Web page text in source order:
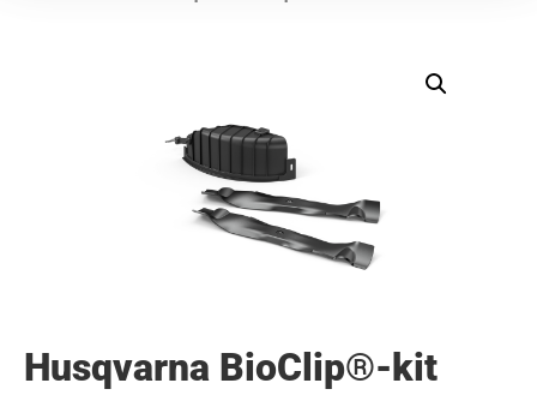
Husqvarna BioClip®-kit